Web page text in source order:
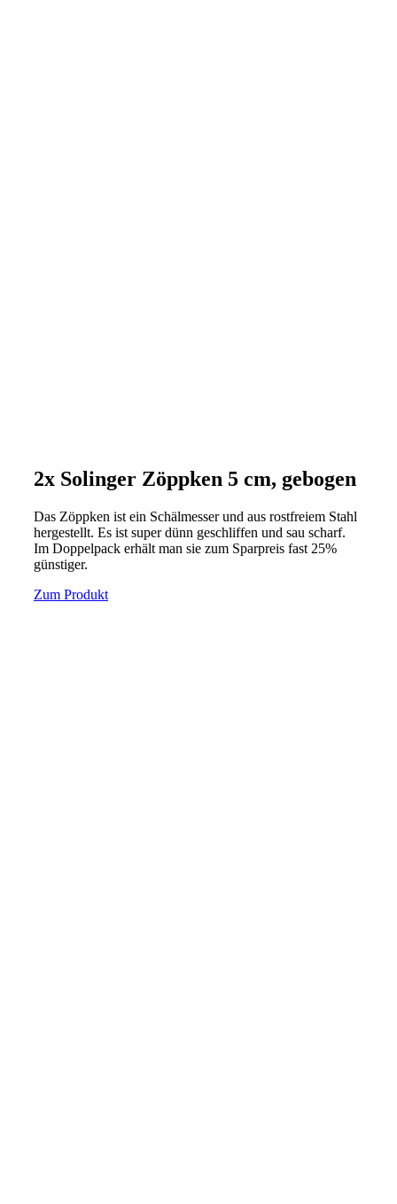
2x Solinger Zöppken 5 cm, gebogen
Das Zöppken ist ein Schälmesser und aus rostfreiem Stahl
hergestellt. Es ist super dünn geschliffen und sau scharf.
Im Doppelpack erhält man sie zum Sparpreis fast 25%
günstiger.
Zum Produkt